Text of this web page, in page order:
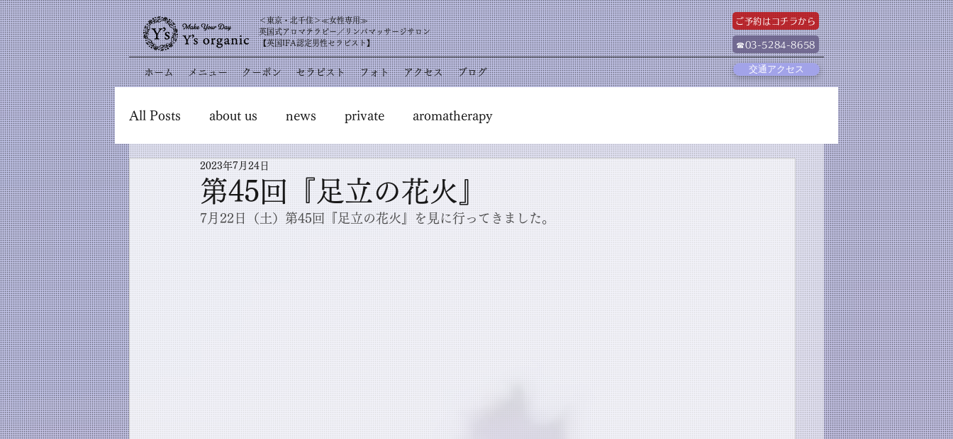
​＜東京・北千住＞≪女性専用≫
英国式アロマテラピー／リンパマッサージサロン
【英国IFA認定男性セラピスト】
ご予約はコチラから
☎03-5284-8658
ホーム メニュー クーポン セラピスト フォト アクセス ブログ 交通アクセス
All Posts about us news private aromatherapy
第45回『足立の花火』
2023年7月24日
7月22日（土）第45回『足立の花火』を見に行ってきました。